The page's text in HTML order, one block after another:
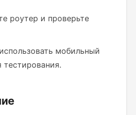
роутер и проверьте
мобильный
тестирования.